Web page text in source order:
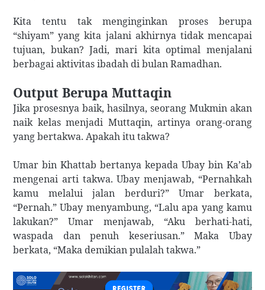
Kita tentu tak menginginkan proses berupa
“shiyam” yang kita jalani akhirnya tidak mencapai
tujuan, bukan? Jadi, mari kita optimal menjalani
berbagai aktivitas ibadah di bulan Ramadhan.
Output Berupa Muttaqin
Jika prosesnya baik, hasilnya, seorang Mukmin akan
naik kelas menjadi Muttaqin, artinya orang-orang
yang bertakwa. Apakah itu takwa?
Umar bin Khattab bertanya kepada Ubay bin Ka’ab
mengenai arti takwa. Ubay menjawab, “Pernahkah
kamu melalui jalan berduri?” Umar berkata,
“Pernah.” Ubay menyambung, “Lalu apa yang kamu
lakukan?” Umar menjawab, “Aku berhati-hati,
waspada dan penuh keseriusan.” Maka Ubay
berkata, “Maka demikian pulalah takwa.”